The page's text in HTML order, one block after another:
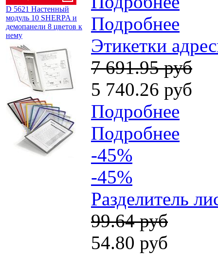
D 5621 Настенный
модуль 10 SHERPA и
демопанели 8 цветов к
нему
Подробнее
Этикетки
7 691.95 руб
5 740.26 руб
Подробнее
Подробнее
-45%
-45%
Разделитель
99.64 руб
54.80 руб